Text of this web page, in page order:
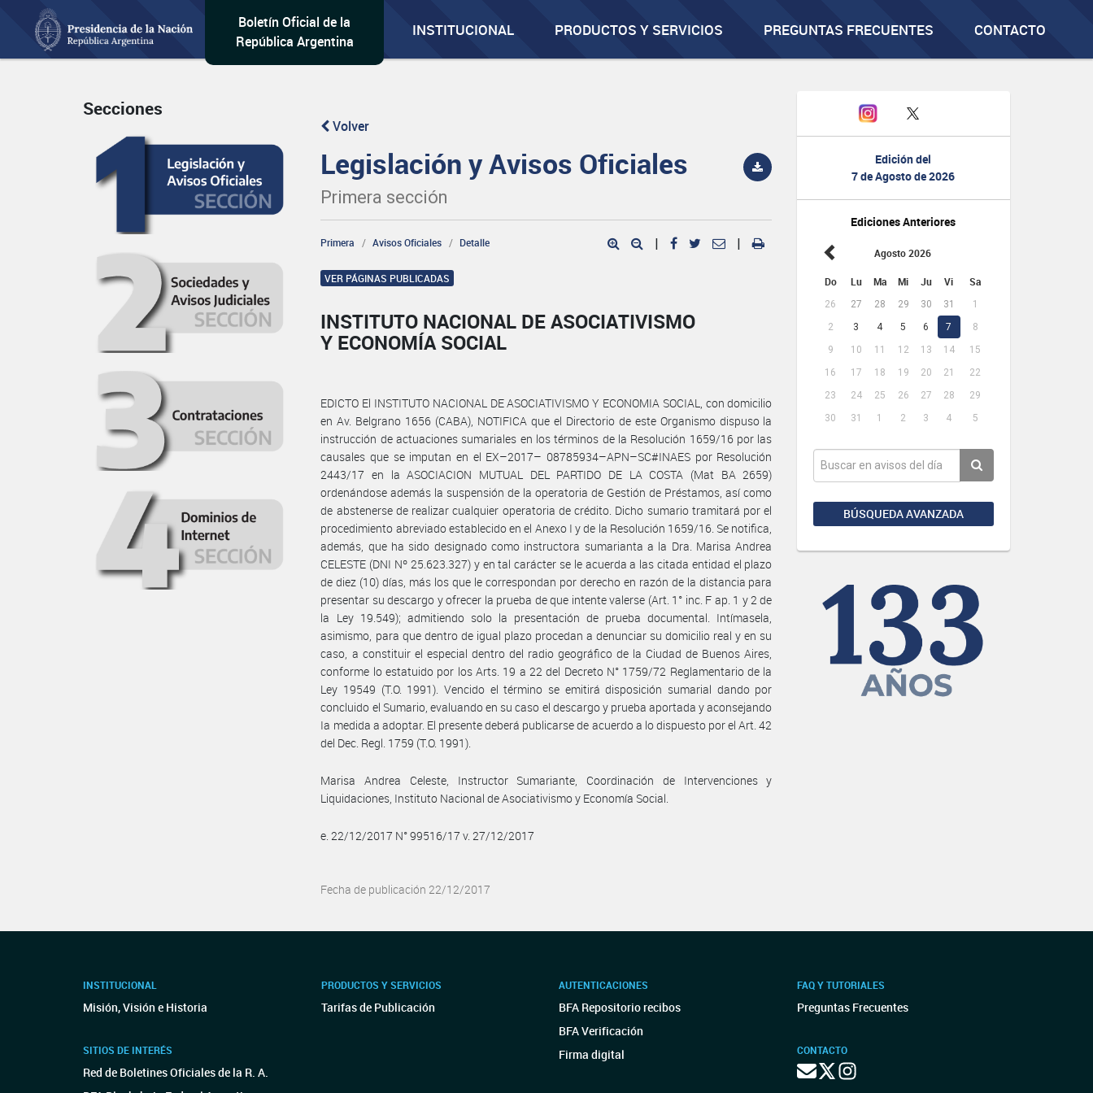
Boletín Oficial de la
República Argentina
INSTITUCIONAL PRODUCTOS Y SERVICIOS PREGUNTAS FRECUENTES CONTACTO
Edición del
7 de Agosto de 2026
Ediciones Anteriores
Agosto 2026
Do Lu Ma Mi Ju Vi Sa
26 27 28 29 30 31
1
2
3 4 5 6 7
8
9
10 11 12 13 14
15
16
17 18 19 20 21
22
23
24 25 26 27 28
29
30
31 1 2 3 4 5
BÚSQUEDA AVANZADA
Secciones
Volver
Legislación y Avisos Oficiales
Primera sección
Primera Avisos Oficiales Detalle | |
VER PÁGINAS PUBLICADAS
INSTITUTO NACIONAL DE ASOCIATIVISMO
Y ECONOMÍA SOCIAL
EDICTO El INSTITUTO NACIONAL DE ASOCIATIVISMO Y ECONOMIA SOCIAL, con domicilio
en Av. Belgrano 1656 (CABA), NOTIFICA que el Directorio de este Organismo dispuso la
instrucción de actuaciones sumariales en los términos de la Resolución 1659/16 por las
causales que se imputan en el EX–2017– 08785934–APN–SC#INAES por Resolución
2443/17 en la ASOCIACION MUTUAL DEL PARTIDO DE LA COSTA (Mat BA 2659)
ordenándose además la suspensión de la operatoria de Gestión de Préstamos, así como
de abstenerse de realizar cualquier operatoria de crédito. Dicho sumario tramitará por el
procedimiento abreviado establecido en el Anexo I y de la Resolución 1659/16. Se notifica,
además, que ha sido designado como instructora sumarianta a la Dra. Marisa Andrea
CELESTE (DNI Nº 25.623.327) y en tal carácter se le acuerda a las citada entidad el plazo
de diez (10) días, más los que le correspondan por derecho en razón de la distancia para
presentar su descargo y ofrecer la prueba de que intente valerse (Art. 1° inc. F ap. 1 y 2 de
la Ley 19.549); admitiendo solo la presentación de prueba documental. Intímasela,
asimismo, para que dentro de igual plazo procedan a denunciar su domicilio real y en su
caso, a constituir el especial dentro del radio geográfico de la Ciudad de Buenos Aires,
conforme lo estatuido por los Arts. 19 a 22 del Decreto N° 1759/72 Reglamentario de la
Ley 19549 (T.O. 1991). Vencido el término se emitirá disposición sumarial dando por
concluido el Sumario, evaluando en su caso el descargo y prueba aportada y aconsejando
Ia medida a adoptar. El presente deberá publicarse de acuerdo a lo dispuesto por el Art. 42
del Dec. Regl. 1759 (T.O. 1991).
Marisa Andrea Celeste, Instructor Sumariante, Coordinación de Intervenciones y
Liquidaciones, Instituto Nacional de Asociativismo y Economía Social.
e. 22/12/2017 N° 99516/17 v. 27/12/2017
Fecha de publicación 22/12/2017
INSTITUCIONAL
Misión, Visión e Historia
SITIOS DE INTERÉS
Red de Boletines Oficiales de la R. A.
PRODUCTOS Y SERVICIOS
Tarifas de Publicación
AUTENTICACIONES
BFA Repositorio recibos
BFA Verificación
Firma digital
FAQ Y TUTORIALES
Preguntas Frecuentes
CONTACTO